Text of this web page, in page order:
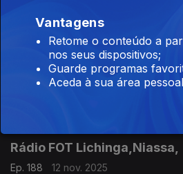
Rádio FOT Lichinga,Niassa,
12 nov. 2025
Rádio FOT Lichinga,Niassa,
Ep. 188
12 nov. 2025
Vantagens
Retome o conteúdo a
nos seus dispositivos;
Guarde programas
Aceda à sua área